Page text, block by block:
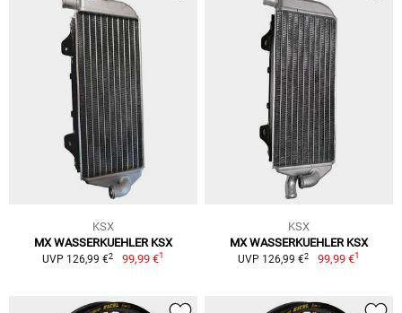
KSX
MX WASSERKUEHLER KSX
UVP 126,99 €2 99,99 €1
KSX
MX WASSERKUEHLER KSX
UVP 126,99 €2 99,99 €1